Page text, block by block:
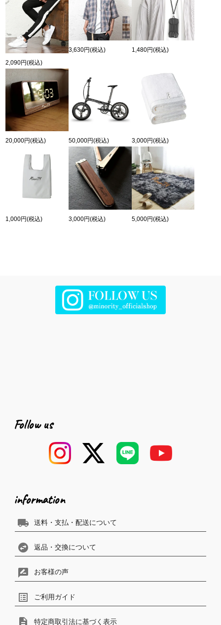
2,090円(税込)
3,630円(税込) 1,480円(税込)
20,000円(税込) 50,000円(税込) 3,000円(税込)
1,000円(税込) 3,000円(税込) 5,000円(税込)
Follow us
information
local_shipping 送料・支払・配送について
swap_horizontal_circle 返品・交換について
rate_review お客様の声
list_alt ご利用ガイド
description 特定商取引法に基づく表示